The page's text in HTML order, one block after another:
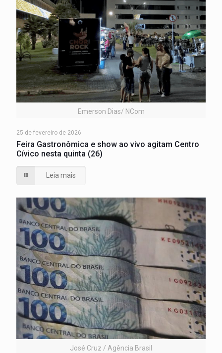
Emerson Dias/ NCom
25 de fevereiro de 2026
Feira Gastronômica e show ao vivo agitam Centro
Cívico nesta quinta (26)
Leia mais
José Cruz / Agência Brasil